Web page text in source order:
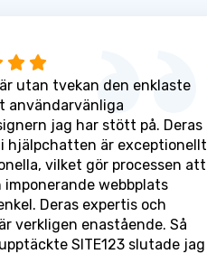
är utan tvekan den enklaste
användarvänliga
jag har stött på. Deras
hjälpchatten är exceptionellt
vilket gör processen att
imponerande webbplats
Deras expertis och
verkligen enastående. Så
SITE123 slutade jag